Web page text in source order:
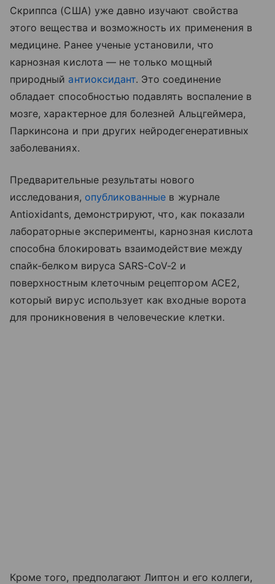
Скриппса (США) уже давно изучают свойства
этого вещества и возможность их применения в
медицине. Ранее ученые установили, что
карнозная кислота — не только мощный
природный антиоксидант. Это соединение
обладает способностью подавлять воспаление в
мозге, характерное для болезней Альцгеймера,
Паркинсона и при других нейродегенеративных
заболеваниях.
Предварительные результаты нового
исследования, опубликованные в журнале
Antioxidants, демонстрируют, что, как показали
лабораторные эксперименты, карнозная кислота
способна блокировать взаимодействие между
спайк-белком вируса SARS-CoV-2 и
поверхностным клеточным рецептором ACE2,
который вирус использует как входные ворота
для проникновения в человеческие клетки.
Кроме того, предполагают Липтон и его коллеги,